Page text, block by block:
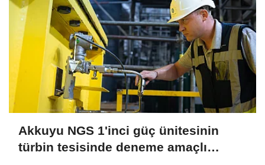
Akkuyu NGS 1'inci güç ünitesinin
türbin tesisinde deneme amaçlı